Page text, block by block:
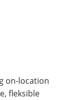
on-location
fleksible